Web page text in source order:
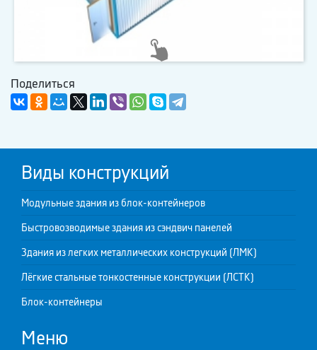
Поделиться
Виды конструкций
Модульные здания из блок-контейнеров
Быстровозводимые здания из сэндвич панелей
Здания из легких металлических конструкций (ЛМК)
Лёгкие стальные тонкостенные конструкции (ЛСТК)
Блок-контейнеры
Меню